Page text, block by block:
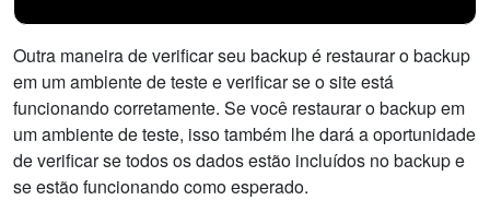
Outra maneira de verificar seu backup é restaurar o backup
em um ambiente de teste e verificar se o site está
funcionando corretamente. Se você restaurar o backup em
um ambiente de teste, isso também lhe dará a oportunidade
de verificar se todos os dados estão incluídos no backup e
se estão funcionando como esperado.